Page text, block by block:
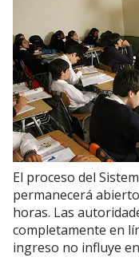
El proceso del
permanecerá
horas. Las
completamente en
ingreso no influye